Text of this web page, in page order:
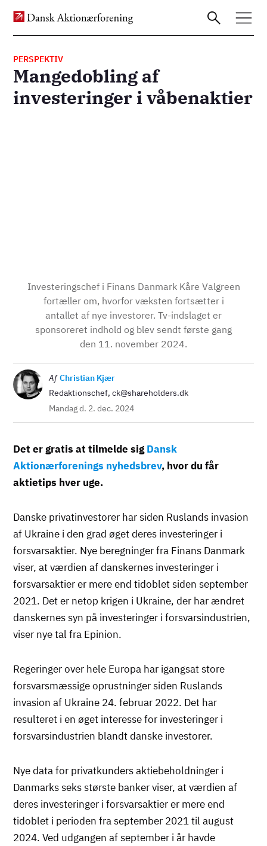
Gå
til
PERSPEKTIV
Mangedobling af
investeringer i våbenaktier
Investeringschef i Finans Danmark Kåre Valgreen
fortæller om, hvorfor væksten fortsætter i
antallet af nye investorer. Tv-indslaget er
sponsoreret indhold og blev sendt første gang
den 11. november 2024.
Billede Af Christian Kjær
Redaktionschef, ck@shareholders.dk
Mandag d. 2. dec. 2024
Det er gratis at tilmelde sigDansk
Aktionærforenings nyhedsbrev, hvor du får
aktietips hver uge.
Danske privatinvestorer har siden Ruslands invasion
af Ukraine i den grad øget deres investeringer i
forsvarsaktier. Nye beregninger fra Finans Danmark
viser, at værdien af danskernes investeringer i
forsvarsaktier er mere end tidoblet siden september
2021. Det er netop krigen i Ukraine, der har ændret
danskernes syn på investeringer i forsvarsindustrien,
viser nye tal fra Epinion.
Regeringer over hele Europa har igangsat store
forsvarsmæssige oprustninger siden Ruslands
invasion af Ukraine 24. februar 2022. Det har
resulteret i en øget interesse for investeringer i
forsvarsindustrien blandt danske investorer.
Nye data for privatkunders aktiebeholdninger i
Danmarks seks største banker viser, at værdien af
deres investeringer i forsvarsaktier er mere end
tidoblet i perioden fra september 2021 til august
2024. Ved udgangen af september i år havde